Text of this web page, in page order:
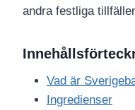
andra festliga
Vad är
Ingredienser